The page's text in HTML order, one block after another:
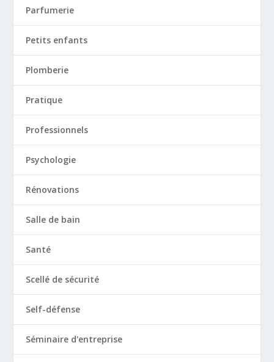
Parfumerie
Petits enfants
Plomberie
Pratique
Professionnels
Psychologie
Rénovations
Salle de bain
Santé
Scellé de sécurité
Self-défense
Séminaire d'entreprise